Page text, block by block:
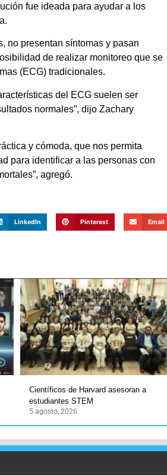
fue ideada para ayudar a los
no presentan síntomas y pasan
de realizar monitoreo que se
(ECG) tradicionales.
del ECG suelen ser
normales”, dijo Zachary
y cómoda, que nos permita
para identificar a las personas con
agregó.
LinkedIn Pinterest Email
Científicos de Harvard asesoran a
estudiantes STEM
5 agosto, 2026